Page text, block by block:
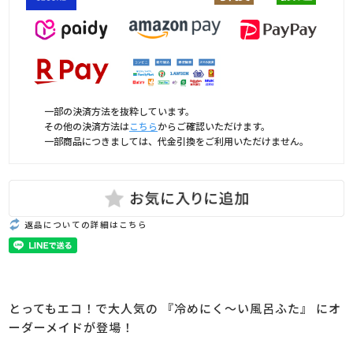
一部の決済方法を抜粋しています。
その他の決済方法はこちらからご確認いただけます。
一部商品につきましては、代金引換をご利用いただけません。
返品についての詳細はこちら
とってもエコ！で大人気の 『冷めにく～い風呂ふた』 にオ
ーダーメイドが登場！